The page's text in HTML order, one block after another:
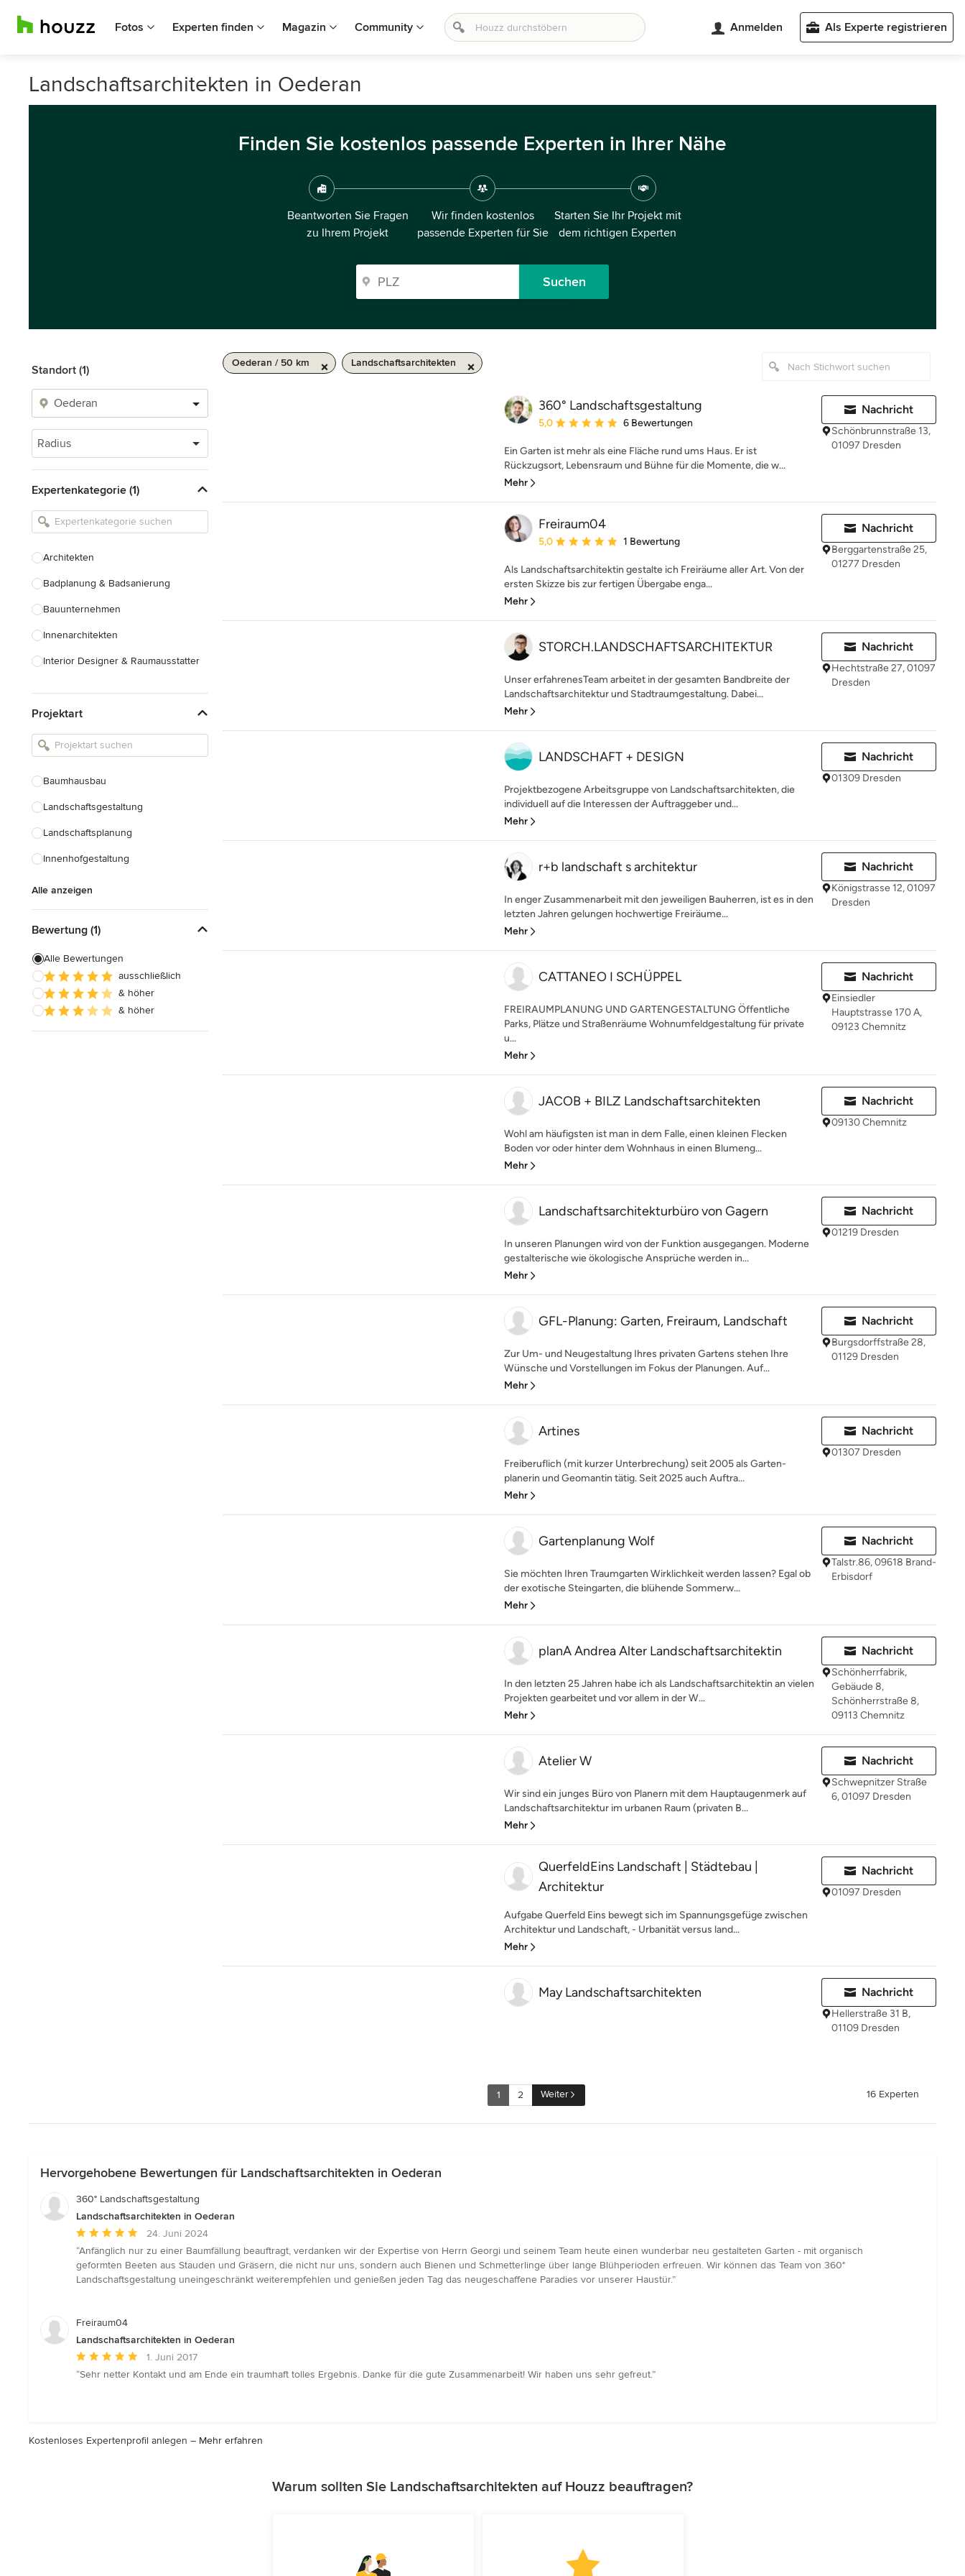
Fotos Experten finden Magazin Community Anmelden Als Experte registrieren
Landschaftsarchitekten in Oederan
Finden Sie kostenlos passende Experten in Ihrer Nähe
Beantworten Sie Fragen
zu Ihrem Projekt
Wir finden kostenlos
passende Experten für Sie
Starten Sie Ihr Projekt mit
dem richtigen Experten
Suchen
Standort (1)
Radius
Expertenkategorie (1)
Architekten
Badplanung & Badsanierung
Bauunternehmen
Innenarchitekten
Interior Designer & Raumausstatter
Landschaftsarchitekten
Armaturen & Sanitärbedarf
Projektart
Baumhausbau
Landschaftsgestaltung
Landschaftsplanung
Innenhofgestaltung
Alle anzeigen
Bewertung (1)
Alle Bewertungen
ausschließlich
& höher
& höher
Oederan / 50 km Landschaftsarchitekten
360° Landschaftsgestaltung
Durchschnittliche Bewertung: 5 von 5 Sternen
5,0 6 Bewertungen
Ein Garten ist mehr als eine Fläche rund ums Haus. Er ist
Rückzugsort, Lebensraum und Bühne für die Momente, die w...
Mehr
Nachricht
Schönbrunnstraße 13,
01097 Dresden
Freiraum04
Durchschnittliche Bewertung: 5 von 5 Sternen
5,0 1 Bewertung
Als Landschaftsarchitektin gestalte ich Freiräume aller Art. Von der
ersten Skizze bis zur fertigen Übergabe enga...
Mehr
Nachricht
Berggartenstraße 25,
01277 Dresden
STORCH.LANDSCHAFTSARCHITEKTUR
Unser erfahrenesTeam arbeitet in der gesamten Bandbreite der
Landschaftsarchitektur und Stadtraumgestaltung. Dabei...
Mehr
Nachricht
Hechtstraße 27, 01097
Dresden
LANDSCHAFT + DESIGN
Projektbezogene Arbeitsgruppe von Landschaftsarchitekten, die
individuell auf die Interessen der Auftraggeber und...
Mehr
Nachricht
01309 Dresden
r+b landschaft s architektur
In enger Zusammenarbeit mit den jeweiligen Bauherren, ist es in den
letzten Jahren gelungen hochwertige Freiräume...
Mehr
Nachricht
Königstrasse 12, 01097
Dresden
CATTANEO I SCHÜPPEL
FREIRAUMPLANUNG UND GARTENGESTALTUNG Öffentliche
Parks, Plätze und Straßenräume Wohnumfeldgestaltung für private
u...
Mehr
Nachricht
Einsiedler
Hauptstrasse 170 A,
09123 Chemnitz
JACOB + BILZ Landschaftsarchitekten
Wohl am häufigsten ist man in dem Falle, einen kleinen Flecken
Boden vor oder hinter dem Wohnhaus in einen Blumeng...
Mehr
Nachricht
09130 Chemnitz
Landschaftsarchitekturbüro von Gagern
In unseren Planungen wird von der Funktion ausgegangen. Moderne
gestalterische wie ökologische Ansprüche werden in...
Mehr
Nachricht
01219 Dresden
GFL-Planung: Garten, Freiraum, Landschaft
Zur Um- und Neugestaltung Ihres privaten Gartens stehen Ihre
Wünsche und Vorstellungen im Fokus der Planungen. Auf...
Mehr
Nachricht
Burgsdorffstraße 28,
01129 Dresden
Artines
Freiberuflich (mit kurzer Unterbrechung) seit 2005 als Garten-
planerin und Geomantin tätig. Seit 2025 auch Auftra...
Mehr
Nachricht
01307 Dresden
Gartenplanung Wolf
Sie möchten Ihren Traumgarten Wirklichkeit werden lassen? Egal ob
der exotische Steingarten, die blühende Sommerw...
Mehr
Nachricht
Talstr.86, 09618 Brand-
Erbisdorf
planA Andrea Alter Landschaftsarchitektin
In den letzten 25 Jahren habe ich als Landschaftsarchitektin an vielen
Projekten gearbeitet und vor allem in der W...
Mehr
Nachricht
Schönherrfabrik,
Gebäude 8,
Schönherrstraße 8,
09113 Chemnitz
Atelier W
Wir sind ein junges Büro von Planern mit dem Hauptaugenmerk auf
Landschaftsarchitektur im urbanen Raum (privaten B...
Mehr
Nachricht
Schwepnitzer Straße
6, 01097 Dresden
QuerfeldEins Landschaft | Städtebau |
Architektur
Aufgabe Querfeld Eins bewegt sich im Spannungsgefüge zwischen
Architektur und Landschaft, - Urbanität versus land...
Mehr
Nachricht
01097 Dresden
May Landschaftsarchitekten Nachricht
Hellerstraße 31 B,
01109 Dresden
1 2 Weiter 16 Experten
Hervorgehobene Bewertungen für Landschaftsarchitekten in Oederan
360° Landschaftsgestaltung
Landschaftsarchitekten in Oederan
Durchschnittliche
Bewertung:
5
von
24. Juni 2024
“Anfänglich nur zu einer Baumfällung beauftragt, verdanken wir der Expertise von Herrn Georgi und seinem Team heute einen wunderbar neu gestalteten Garten - mit organisch
geformten Beeten aus Stauden und Gräsern, die nicht nur uns, sondern auch Bienen und Schmetterlinge über lange Blühperioden erfreuen. Wir können das Team von 360°
Landschaftsgestaltung uneingeschränkt weiterempfehlen und genießen jeden Tag das neugeschaffene Paradies vor unserer Haustür.”
Freiraum04
Landschaftsarchitekten in Oederan
Durchschnittliche
Bewertung:
1. Juni 2017
“Sehr netter Kontakt und am Ende ein traumhaft tolles Ergebnis. Danke für die gute Zusammenarbeit! Wir haben uns sehr gefreut.”
Kostenloses Expertenprofil anlegen – Mehr erfahren
Warum sollten Sie Landschaftsarchitekten auf Houzz beauftragen?